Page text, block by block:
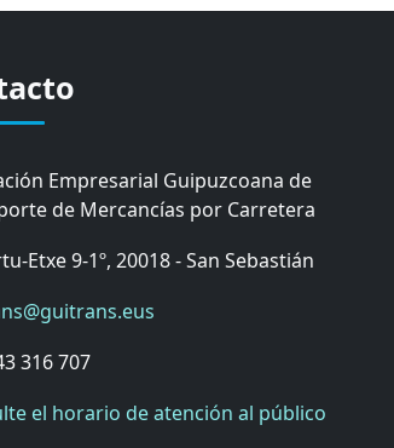
Empresarial Guipuzcoana de
de Mercancías por Carretera
Etxe 9-1º, 20018 - San Sebastián
316 707
el horario de atención al público